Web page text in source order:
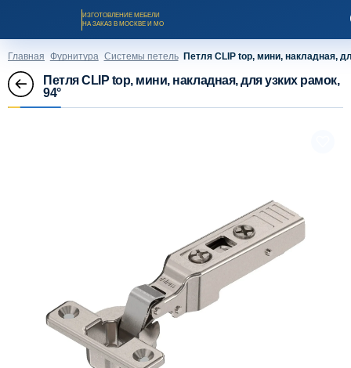
ИЗГОТОВЛЕНИЕ МЕБЕЛИ
НА ЗАКАЗ В МОСКВЕ И МО
Рассрочка и кредит
Главная Фурнитура Системы петель Петля CLIP top, мини, накладная,
Петля CLIP top, мини, накладная, для узких рамок,
94°